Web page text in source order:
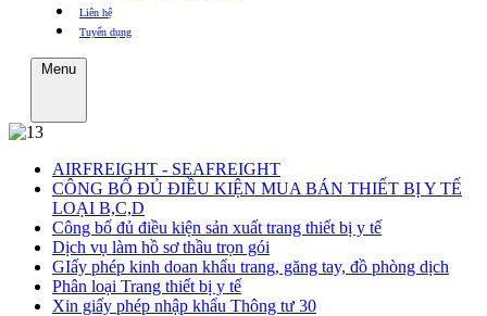
Liên hệ
Tuyển dụng
Menu
AIRFREIGHT - SEAFREIGHT
CÔNG BỐ ĐỦ ĐIỀU KIỆN MUA BÁN THIẾT BỊ Y TẾ
LOẠI B,C,D
Công bố đủ điều kiện sản xuất trang thiết bị y tế
Dịch vụ làm hồ sơ thầu trọn gói
GIấy phép kinh doan khẩu trang, găng tay, đồ phòng dịch
Phân loại Trang thiết bị y tế
Xin giấy phép nhập khẩu Thông tư 30